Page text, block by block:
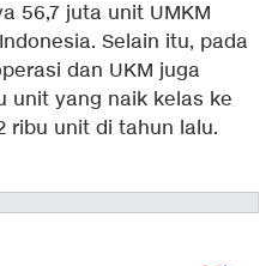
56,7 juta unit UMKM
Selain itu, pada
dan UKM juga
unit yang naik kelas ke
ribu unit di tahun lalu.